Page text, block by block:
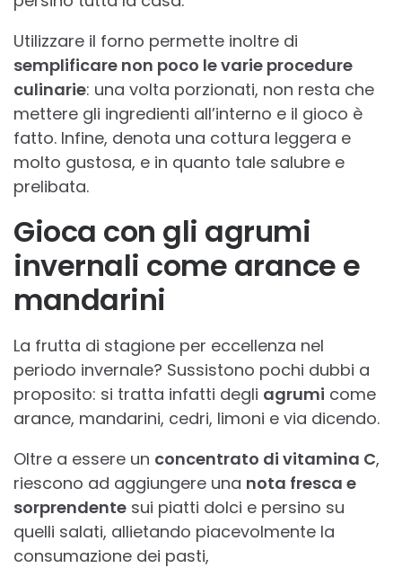
Utilizzare il forno permette inoltre di
semplificare non poco le varie procedure
culinarie: una volta porzionati, non resta che
mettere gli ingredienti all’interno e il gioco è
fatto. Infine, denota una cottura leggera e
molto gustosa, e in quanto tale salubre e
prelibata.
Gioca con gli agrumi
invernali come arance e
mandarini
La frutta di stagione per eccellenza nel
periodo invernale? Sussistono pochi dubbi a
proposito: si tratta infatti degli agrumi come
arance, mandarini, cedri, limoni e via dicendo.
Oltre a essere un concentrato di vitamina C,
riescono ad aggiungere una nota fresca e
sorprendente sui piatti dolci e persino su
quelli salati, allietando piacevolmente la
consumazione dei pasti,